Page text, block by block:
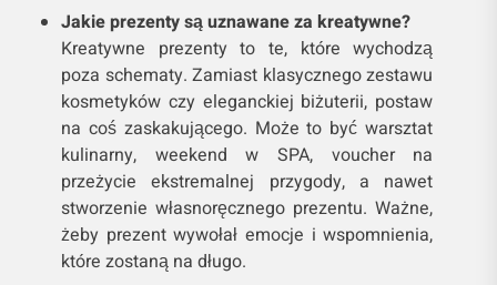
Jakie prezenty są uznawane za kreatywne?
Kreatywne prezenty to te, które wychodzą
poza schematy. Zamiast klasycznego zestawu
kosmetyków czy eleganckiej biżuterii, postaw
na coś zaskakującego. Może to być warsztat
kulinarny, weekend w SPA, voucher na
przeżycie ekstremalnej przygody, a nawet
stworzenie własnoręcznego prezentu. Ważne,
żeby prezent wywołał emocje i wspomnienia,
które zostaną na długo.